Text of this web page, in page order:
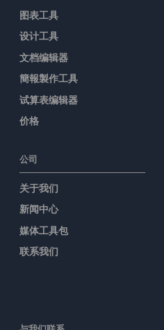
图表工具
设计工具
文档编辑器
簡報製作工具
试算表编辑器
价格
公司
关于我们
新闻中心
媒体工具包
联系我们